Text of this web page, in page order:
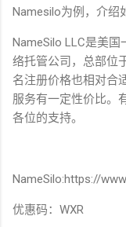
Namesilo为例，介绍
NameSilo LLC是美国
络托管公司，总部位
名注册价格也相对合
服务有一定性价比。
各位的支持。
NameSilo:https://
优惠码：WXR